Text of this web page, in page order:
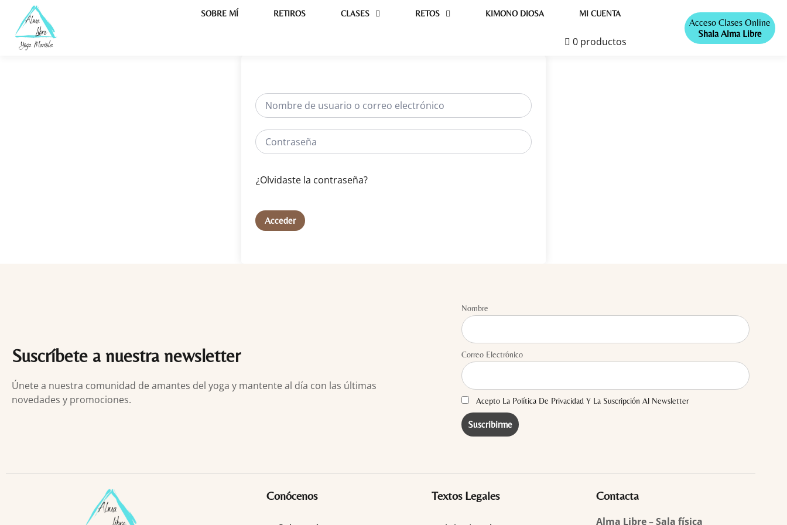
SOBRE MÍ RETIROS CLASES RETOS KIMONO DIOSA MI CUENTA
0 productos
Acceso Clases Online
Shala Alma Libre
¿Olvidaste la contraseña?
Acceder
Suscríbete a nuestra newsletter
Únete a nuestra comunidad de amantes del yoga y mantente al día con las últimas
novedades y promociones.
Nombre
Correo Electrónico
Acepto La Política De Privacidad Y La Suscripción Al Newsletter
Conócenos Textos Legales Contacta
Alma Libre – Sala física